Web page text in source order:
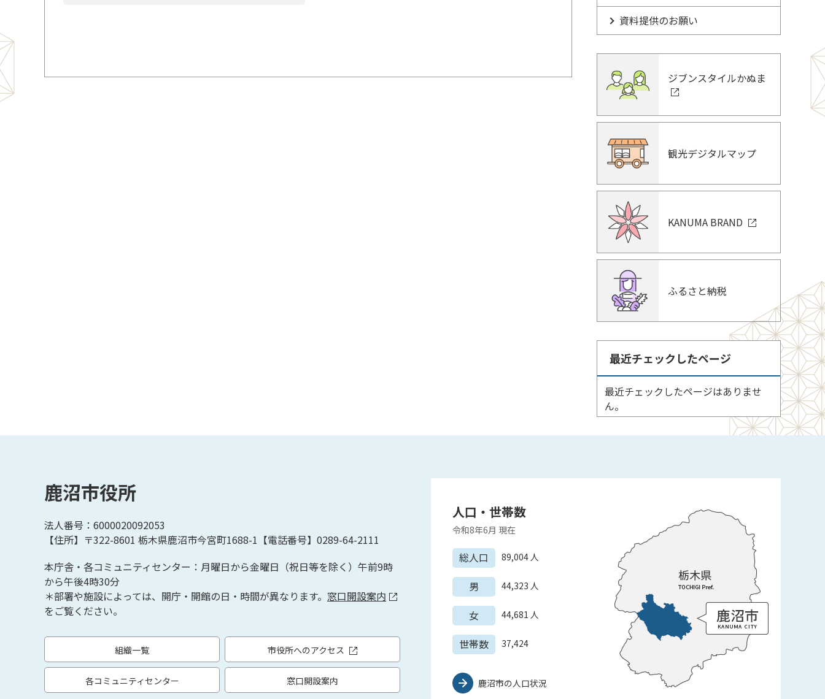
資料提供のお願い
ジブンスタイルかぬま
観光デジタルマップ
KANUMA BRAND
ふるさと納税
最近チェックしたページ
最近チェックしたページはありませ
ん。
鹿沼市役所
法人番号：6000020092053
【住所】〒322-8601 栃木県鹿沼市今宮町1688-1【電話番号】0289-64-2111
本庁舎・各コミュニティセンター：月曜日から金曜日（祝日等を除く）午前9時
から午後4時30分
＊部署や施設によっては、開庁・開館の日・時間が異なります。 窓口開設案内
をご覧ください。
組織一覧 市役所へのアクセス
各コミュニティセンター 窓口開設案内
人口・世帯数
令和8年6月 現在
総人口 89,004人
男 44,323 人
女 44,681 人
世帯数 37,424
鹿沼市の人口状況